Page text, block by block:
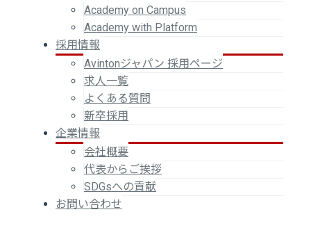
Academy on Campus
Academy with Platform
採用情報
Avintonジャパン 採用ページ
求人一覧
よくある質問
新卒採用
企業情報
会社概要
代表からご挨拶
SDGsへの貢献
お問い合わせ